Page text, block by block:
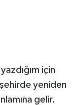
için
yeniden
gelir.